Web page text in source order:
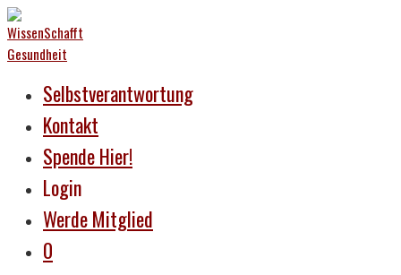
Selbstverantwortung
Kontakt
Spende Hier!
Login
Werde Mitglied
0